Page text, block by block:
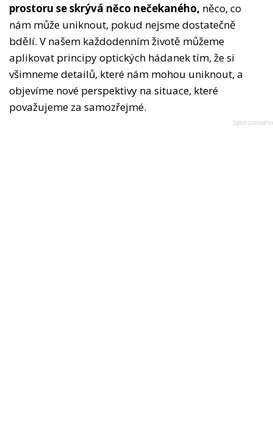
prostoru se skrývá něco nečekaného, něco, co
nám může uniknout, pokud nejsme dostatečně
bdělí. V našem každodenním životě můžeme
aplikovat principy optických hádanek tím, že si
všimneme detailů, které nám mohou uniknout, a
objevíme nové perspektivy na situace, které
považujeme za samozřejmé.